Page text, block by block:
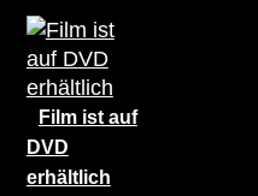
Film ist auf
DVD
erhältlich